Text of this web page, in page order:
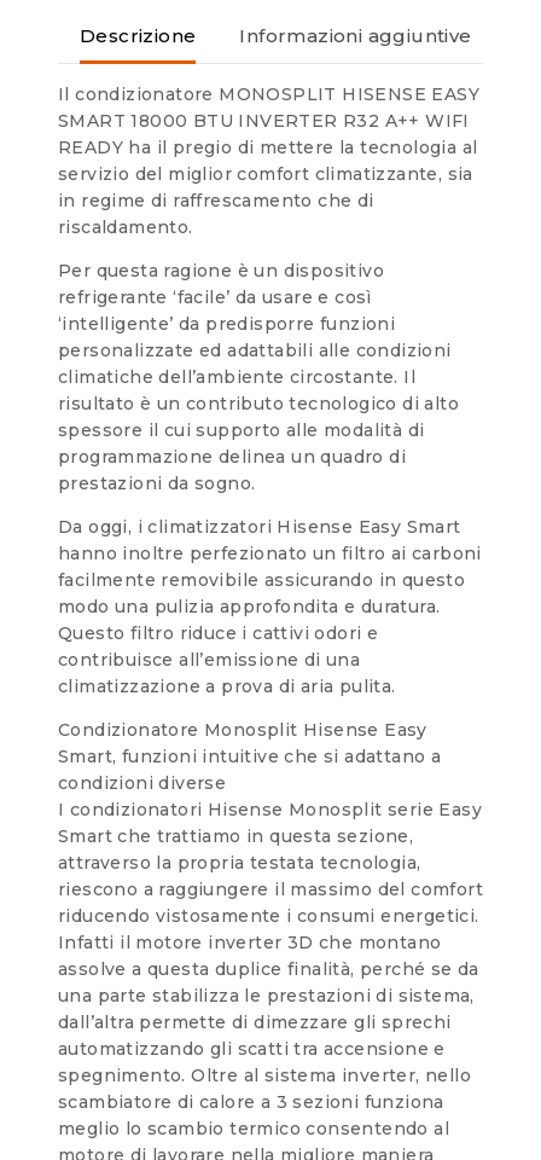
Descrizione Informazioni aggiuntive
Il condizionatore MONOSPLIT HISENSE EASY
SMART 18000 BTU INVERTER R32 A++ WIFI
READY ha il pregio di mettere la tecnologia al
servizio del miglior comfort climatizzante, sia
in regime di raffrescamento che di
riscaldamento.
Per questa ragione è un dispositivo
refrigerante ‘facile’ da usare e così
‘intelligente’ da predisporre funzioni
personalizzate ed adattabili alle condizioni
climatiche dell’ambiente circostante. Il
risultato è un contributo tecnologico di alto
spessore il cui supporto alle modalità di
programmazione delinea un quadro di
prestazioni da sogno.
Da oggi, i climatizzatori Hisense Easy Smart
hanno inoltre perfezionato un filtro ai carboni
facilmente removibile assicurando in questo
modo una pulizia approfondita e duratura.
Questo filtro riduce i cattivi odori e
contribuisce all’emissione di una
climatizzazione a prova di aria pulita.
Condizionatore Monosplit Hisense Easy
Smart, funzioni intuitive che si adattano a
condizioni diverse
I condizionatori Hisense Monosplit serie Easy
Smart che trattiamo in questa sezione,
attraverso la propria testata tecnologia,
riescono a raggiungere il massimo del comfort
riducendo vistosamente i consumi energetici.
Infatti il motore inverter 3D che montano
assolve a questa duplice finalità, perché se da
una parte stabilizza le prestazioni di sistema,
dall’altra permette di dimezzare gli sprechi
automatizzando gli scatti tra accensione e
spegnimento. Oltre al sistema inverter, nello
scambiatore di calore a 3 sezioni funziona
meglio lo scambio termico consentendo al
motore di lavorare nella migliore maniera